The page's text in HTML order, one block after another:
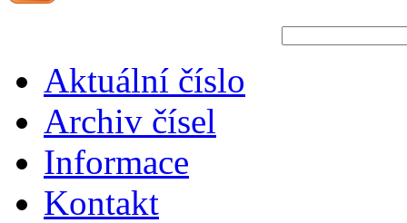
Aktuální číslo
Archiv čísel
Informace
Kontakt